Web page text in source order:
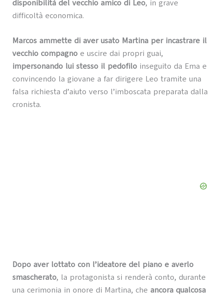
disponibilità del vecchio amico di Leo, in grave
difficoltà economica.
Marcos ammette di aver usato Martina per incastrare il
vecchio compagnoe uscire dai propri guai,
impersonando lui stesso il pedofiloinseguito da Ema e
convincendo la giovane a far dirigere Leo tramite una
falsa richiesta d’aiuto verso l’imboscata preparata dalla
cronista.
Dopo aver lottato con l’ideatore del piano e averlo
smascherato, la protagonista si renderà conto, durante
una cerimonia in onore di Martina, che ancora qualcosa